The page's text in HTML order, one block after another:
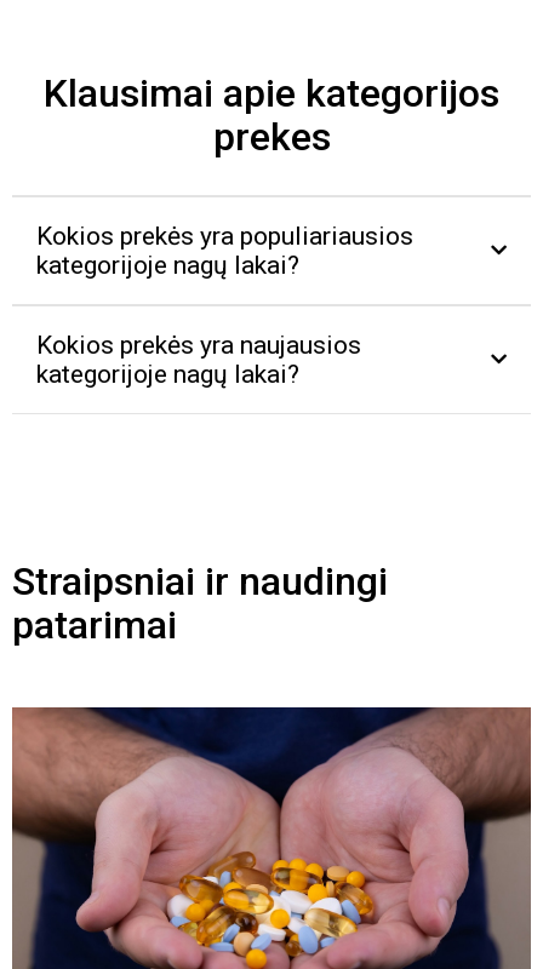
Klausimai apie kategorijos
prekes
Kokios prekės yra populiariausios
kategorijoje nagų lakai?
Kokios prekės yra naujausios
kategorijoje nagų lakai?
Straipsniai ir naudingi
patarimai